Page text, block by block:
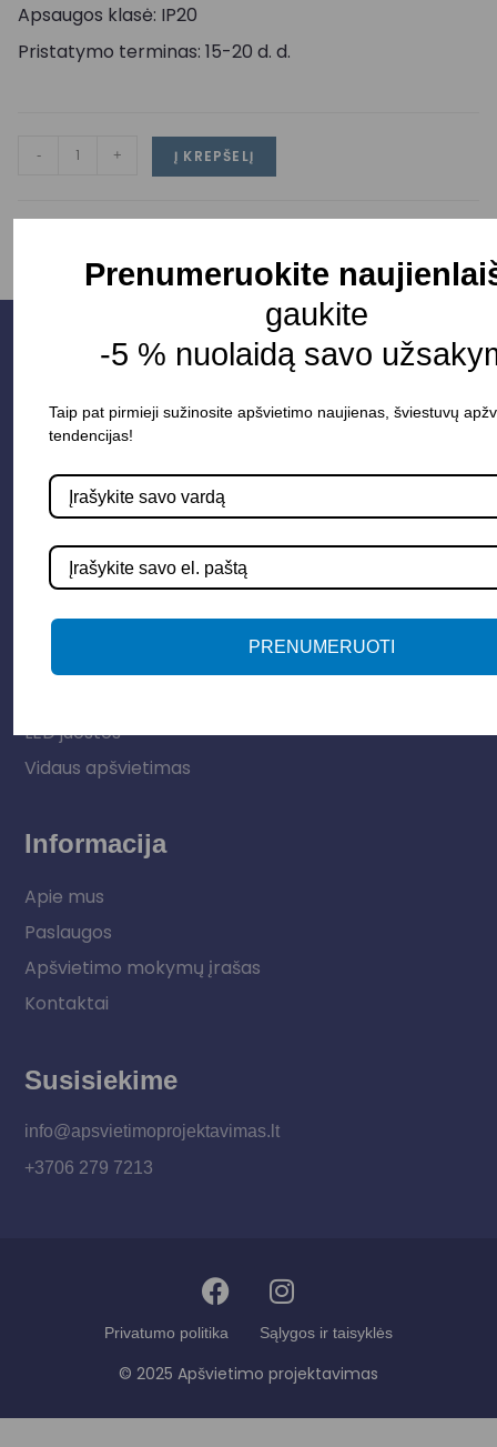
Apsaugos klasė: IP20
Pristatymo terminas: 15-20 d. d.
- + Į KREPŠELĮ
Parduotuvė
Apšvietimo sistemos
LED juostos
Vidaus apšvietimas
Informacija
Apie mus
Paslaugos
Apšvietimo mokymų įrašas
Kontaktai
Susisiekime
info@apsvietimoprojektavimas.lt
+3706 279 7213
Privatumo politika Sąlygos ir taisyklės
© 2025 Apšvietimo projektavimas
Prenumeruokite
gaukite
-5 % nuolaidą savo
Taip pat pirmieji sužinosite apšvietimo naujienas, šviestuvų
tendencijas!
PRENUMERUOTI